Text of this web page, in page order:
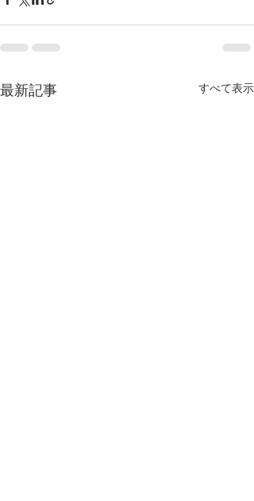
最新記事 すべて表示